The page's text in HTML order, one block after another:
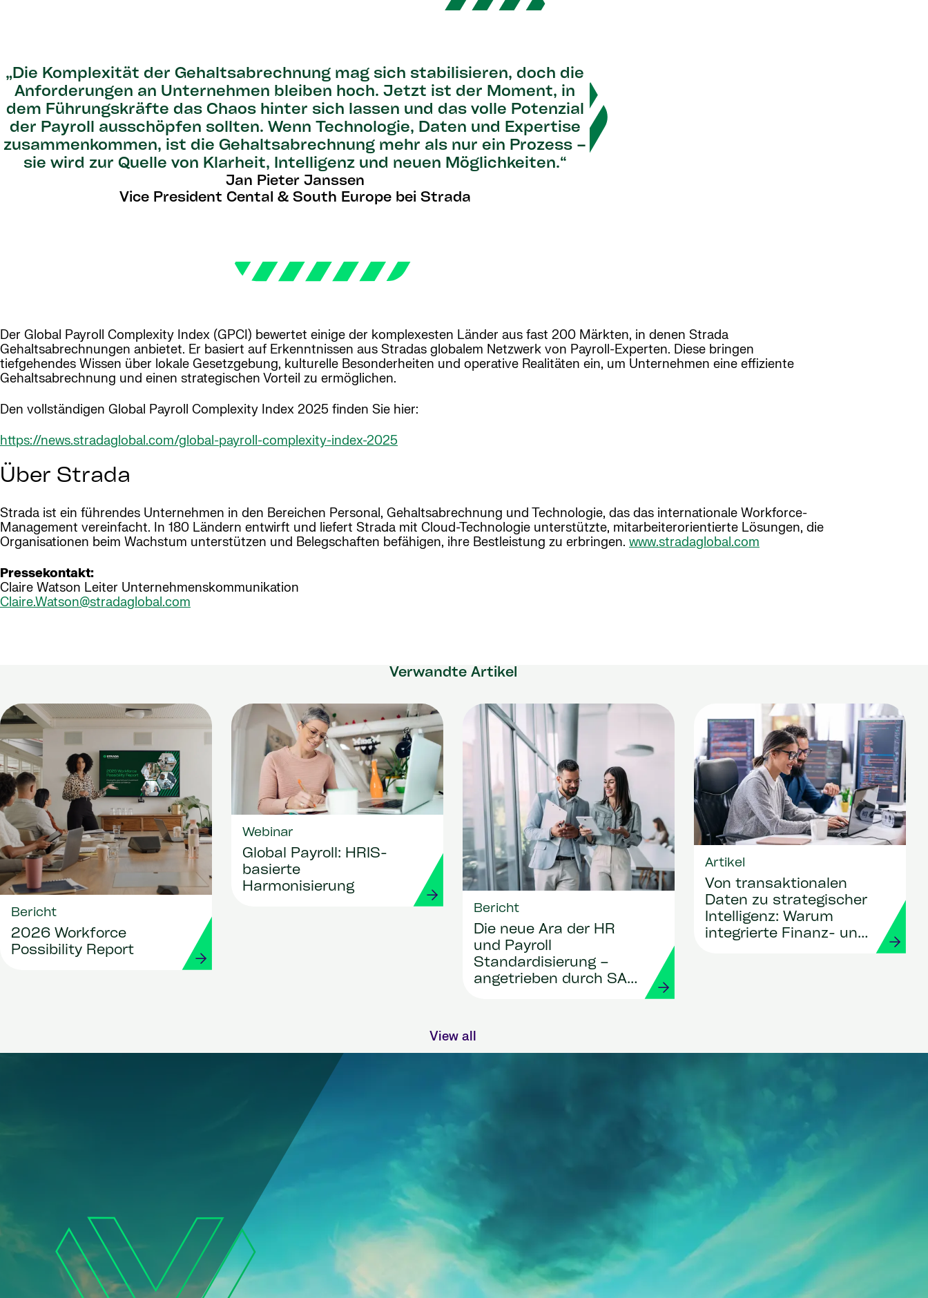
„Die Komplexität der Gehaltsabrechnung mag sich stabilisieren, doch die
Anforderungen an Unternehmen bleiben hoch. Jetzt ist der Moment, in
dem Führungskräfte das Chaos hinter sich lassen und das volle Potenzial
der Payroll ausschöpfen sollten. Wenn Technologie, Daten und Expertise
zusammenkommen, ist die Gehaltsabrechnung mehr als nur ein Prozess –
sie wird zur Quelle von Klarheit, Intelligenz und neuen Möglichkeiten.“
Jan Pieter Janssen
Vice President Cental & South Europe bei Strada
Der Global Payroll Complexity Index (GPCI) bewertet einige der komplexesten Länder aus fast 200 Märkten, in denen Strada
Gehaltsabrechnungen anbietet. Er basiert auf Erkenntnissen aus Stradas globalem Netzwerk von Payroll-Experten. Diese bringen
tiefgehendes Wissen über lokale Gesetzgebung, kulturelle Besonderheiten und operative Realitäten ein, um Unternehmen eine effiziente
Gehaltsabrechnung und einen strategischen Vorteil zu ermöglichen.
Den vollständigen Global Payroll Complexity Index 2025 finden Sie hier:
https://news.stradaglobal.com/global-payroll-complexity-index-2025
Über Strada
Strada ist ein führendes Unternehmen in den Bereichen Personal, Gehaltsabrechnung und Technologie, das das internationale Workforce-
Management vereinfacht. In 180 Ländern entwirft und liefert Strada mit Cloud-Technologie unterstützte, mitarbeiterorientierte Lösungen, die
Organisationen beim Wachstum unterstützen und Belegschaften befähigen, ihre Bestleistung zu erbringen. www.stradaglobal.com
Pressekontakt:
Claire Watson Leiter Unternehmenskommunikation
Claire.Watson@stradaglobal.com
Verwandte Artikel
Bericht
2026 Workforce
Possibility Report
Webinar
Global Payroll: HRIS-
basierte
Harmonisierung
Bericht
Die neue Ära der HR
und Payroll
Standardisierung –
angetrieben durch SAP
Artikel
Von transaktionalen
Daten zu strategischer
Intelligenz: Warum
integrierte Finanz- und
View all